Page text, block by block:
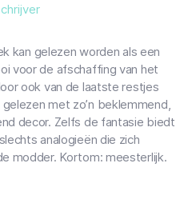
kan gelezen worden als een
voor de afschaffing van het
ook van de laatste restjes
met zo’n beklemmend,
decor. Zelfs de fantasie biedt
analogieën die zich
modder. Kortom: meesterlijk.